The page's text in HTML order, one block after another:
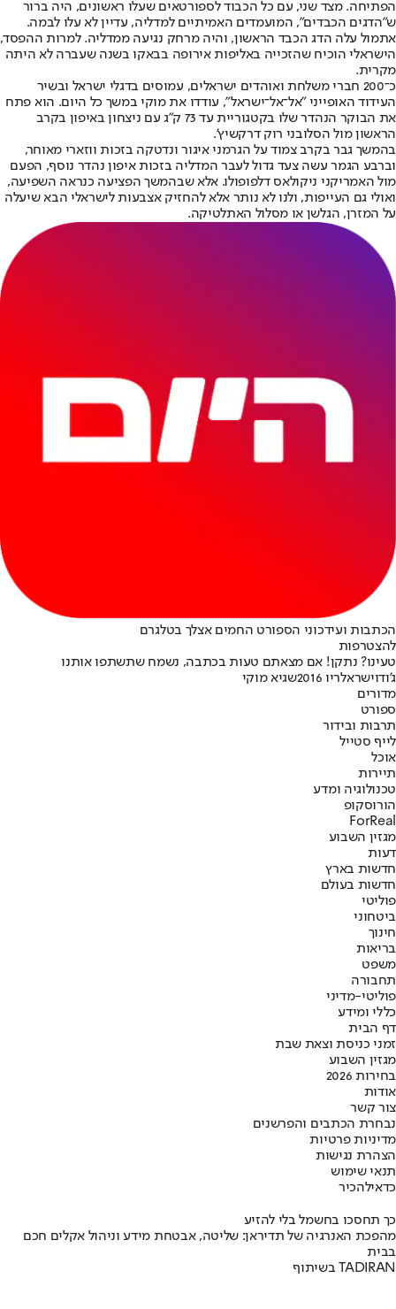
הפתיחה. מצד שני, עם כל הכבוד לספורטאים שעלו ראשונים, היה ברור
ש"הדגים הכבדים", המועמדים האמיתיים למדליה, עדיין לא עלו לבמה.
אתמול עלה הדג הכבד הראשון, והיה מרחק נגיעה ממדליה. למרות ההפסד,
הישראלי הוכיח שהזכייה באליפות אירופה בבאקו בשנה שעברה לא היתה
מקרית.
כ־200 חברי משלחת ואוהדים ישראלים, עמוסים בדגלי ישראל ובשיר
העידוד האופייני "אל־אל־ישראל", עודדו את מוקי במשך כל היום. הוא פתח
את הבוקר הנהדר שלו בקטגוריית עד 73 ק"ג עם ניצחון באיפון בקרב
הראשון מול הסלובני רוק דרקשיץ'.
בהמשך גבר בקרב צמוד על הגרמני איגור ונדטקה בזכות ווזארי מאוחר,
וברבע הגמר עשה צעד גדול לעבר המדליה בזכות איפון נהדר נוסף, הפעם
מול האמריקני ניקולאס דלפופולו. אלא שבהמשך הפציעה כנראה השפיעה,
ואולי גם העייפות, ולנו לא נותר אלא להחזיק אצבעות לישראלי הבא שיעלה
על המזרן, הגלשן או מסלול האתלטיקה.
הכתבות ועידכוני הספורט החמים אצלך בטלגרם
להצטרפות
טעינו? נתקן! אם מצאתם טעות בכתבה, נשמח שתשתפו אותנו
ג'ודוישראלריו 2016
שגיא מוקי
מדורים
ספורט
תרבות ובידור
לייף סטייל
אוכל
תיירות
טכנולוגיה ומדע
הורוסקופ
ForReal
מגזין השבוע
דעות
חדשות בארץ
חדשות בעולם
פוליטי
ביטחוני
חינוך
בריאות
משפט
תחבורה
פוליטי-מדיני
כללי ומידע
דף הבית
זמני כניסת וצאת שבת
מגזין השבוע
בחירות 2026
אודות
צור קשר
נבחרת הכתבים והפרשנים
מדיניות פרטיות
הצהרת נגישות
תנאי שימוש
כדאילהכיר
כך תחסכו בחשמל בלי להזיע
מהפכת האנרגיה של תדיראן: שליטה, אבטחת מידע וניהול אקלים חכם
בבית
בשיתוף TADIRAN